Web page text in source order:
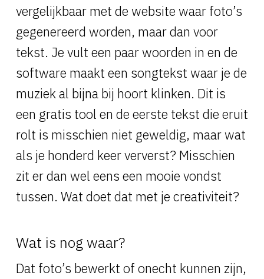
vergelijkbaar met de website waar foto’s
gegenereerd worden, maar dan voor
tekst. Je vult een paar woorden in en de
software maakt een songtekst waar je de
muziek al bijna bij hoort klinken. Dit is
een gratis tool en de eerste tekst die eruit
rolt is misschien niet geweldig, maar wat
als je honderd keer ververst? Misschien
zit er dan wel eens een mooie vondst
tussen. Wat doet dat met je creativiteit?
Wat is nog waar?
Dat foto’s bewerkt of onecht kunnen zijn,